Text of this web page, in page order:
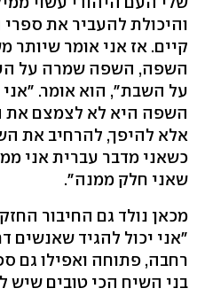
והיכולת להעביר את
קיים. אז אני אומר
השפה, השפה שמרה על
על השבת", הוא אומר.
השפה היא לא לצמצם את
אלא להיפך, להרחיב את
כשאני מדבר עברית אני
שאני חלק ממנה".
מכאן נולד גם החיבור
"אני יכול להגיד שאנשים
רחבה, פתוחה ואפילו גם
בני השיח הכי טובים שיש